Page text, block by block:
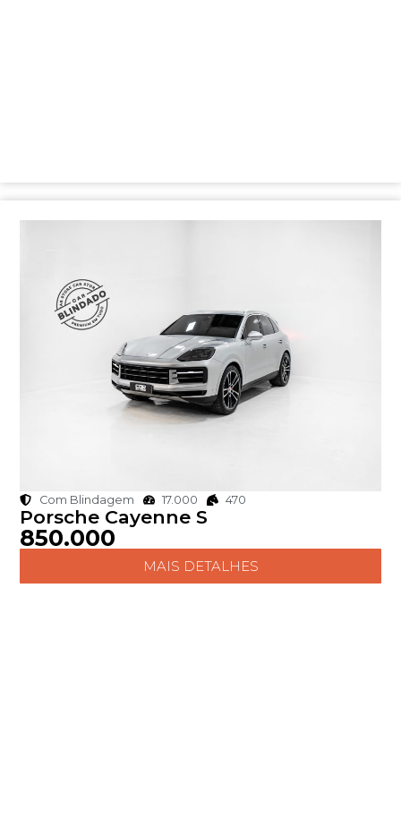
Com Blindagem 17.000 470
Porsche Cayenne S
850.000
MAIS DETALHES